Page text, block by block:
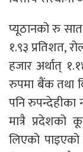
प्यूठानको रु
१.९३ प्रतिशत,
हजार अर्थात्
रुपमा बैंक तथा
पनि रुपन्देहीका
मात्रै
लिएको